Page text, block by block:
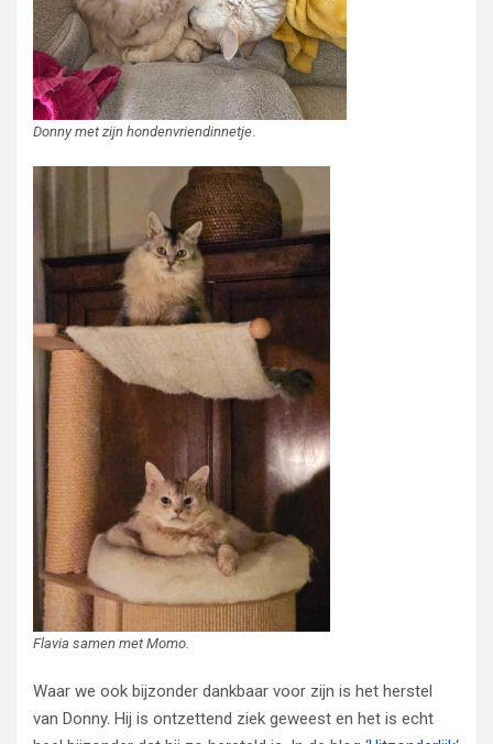
Donny met zijn hondenvriendinnetje.
Flavia samen met Momo.
Waar we ook bijzonder dankbaar voor zijn is het herstel
van Donny. Hij is ontzettend ziek geweest en het is echt